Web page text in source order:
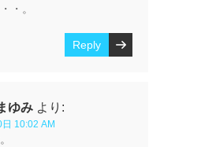
・。
Reply
ゆみ より:
10:02 AM